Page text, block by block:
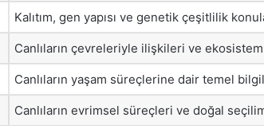
Kalıtım, gen yapısı ve genetik çeşitlilik
Canlıların çevreleriyle ilişkileri ve
Canlıların yaşam süreçlerine dair temel
Canlıların evrimsel süreçleri ve doğal